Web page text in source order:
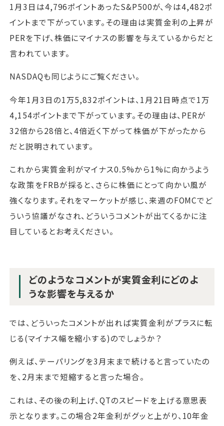
1月3日は4,796ポイントあったS&P500が、今は4,482ポ
イントまで下がっています。その理由は実質金利の上昇が
PERを下げ、株価にマイナスの影響を与えているからだと
言われています。
NASDAQも同じようにご覧ください。
今年1月3日の1万5,832ポイントは、1月21日時点で1万
4,154ポイントまで下がっています。その理由は、PERが
32倍から28倍と、4倍近く下がって株価が下がったから
だと説明されています。
これから実質金利がマイナス0.5%から1%に向かうよう
な政策をFRBが採ると、さらに株価にとって向かい風が
強くなります。それをマーケットが感じ、来週のFOMCでど
ういう協議がなされ、どういうコメントが出てくるかに注
目しているとお考えください。
どのようなコメントが実質金利にどのよ
うな影響を与えるか
では、どういったコメントが出れば実質金利がプラスに転
じる(マイナス幅を縮小する)のでしょうか？
例えば、テーパリングを3月末まで続けると言っていたの
を、2月末まで短縮すると言った場合。
これは、その後の利上げ、QTのスピードを上げる意思表
示となります。この場合2年金利がグッと上がり、10年金